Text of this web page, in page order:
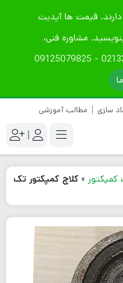
گارانتی 60 روزه دارند. قیمت ها آپدیت
مشاوره فنی،
سازی مطالب آموزشی
|
» کلاچ کمپکتور تک